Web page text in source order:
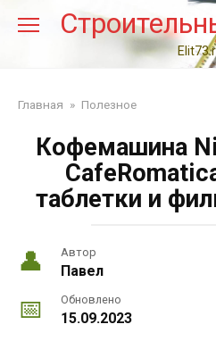
Главная » Полезное
Кофемашина
таблетки и
Автор
Павел
Обновлено
15.09.2023